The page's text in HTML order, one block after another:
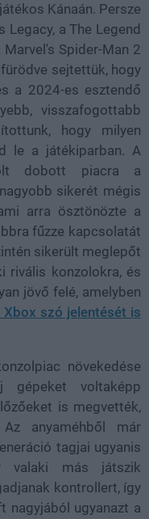
Kánaán. Persze
a The Legend
Spider-Man 2
sejtettük, hogy
a 2024-es esztendő
visszafogottabb
hogy milyen
le a játékiparban. A
dobott piacra a
sikerét mégis
arra ösztönözte a
fűzze kapcsolatát
sikerült meglepőt
rivális konzolokra, és
jövő felé, amelyben
Xbox szó jelentését is
növekedése
voltaképp
is megvették,
anyaméhből már
tagjai ugyanis
valaki más játszik
kontrollert, így
nagyjából ugyanazt a